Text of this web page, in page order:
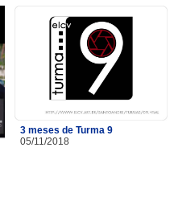
3 meses de Turma 9
05/11/2018